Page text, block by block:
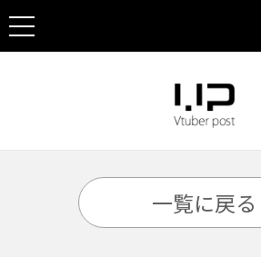
一覧に戻る